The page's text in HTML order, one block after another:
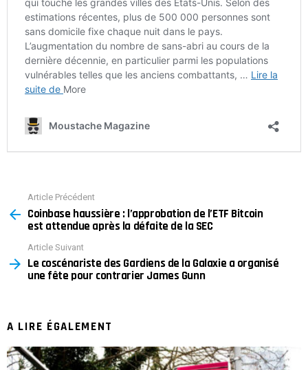
more
Article Précédent
Coinbase haussière : l’approbation de l’ETF Bitcoin
est attendue après la défaite de la SEC
Article Suivant
Le coscénariste des Gardiens de la Galaxie a organisé
une fête pour contrarier James Gunn
A LIRE ÉGALEMENT